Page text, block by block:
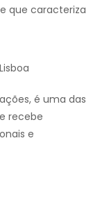
que caracteriza
é uma das
recebe
e